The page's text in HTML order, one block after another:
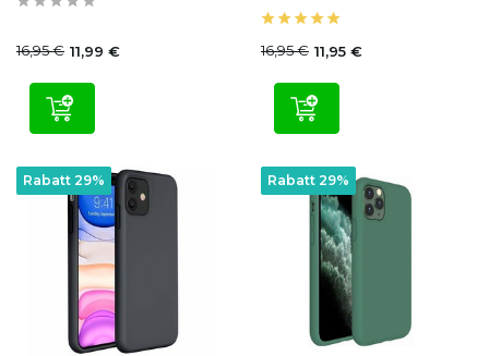
16,95 € 11,99 € 16,95 € 11,95 €
Rabatt 29% Rabatt 29%